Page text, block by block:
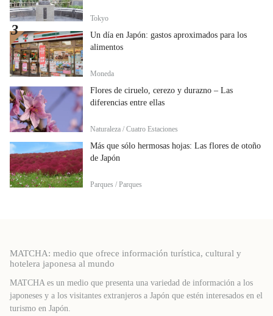
Tokyo
Un día en Japón: gastos aproximados para los
alimentos
Moneda
Flores de ciruelo, cerezo y durazno – Las
diferencias entre ellas
Naturaleza / Cuatro Estaciones
Más que sólo hermosas hojas: Las flores de otoño
de Japón
Parques / Parques
MATCHA: medio que ofrece información turística, cultural y
hotelera japonesa al mundo
MATCHA es un medio que presenta una variedad de información a los
japoneses y a los visitantes extranjeros a Japón que estén interesados ​​en el
turismo en Japón.